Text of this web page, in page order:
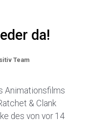
da!
Team
Animationsfilms
& Clank
des von vor 14